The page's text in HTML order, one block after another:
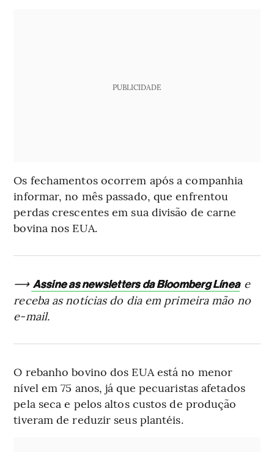
PUBLICIDADE
Os fechamentos ocorrem após a companhia
informar, no mês passado, que enfrentou
perdas crescentes em sua divisão de carne
bovina nos EUA.
⟶ Assine as newsletters da Bloomberg Línea e
receba as notícias do dia em primeira mão no
e-mail.
O rebanho bovino dos EUA está no menor
nível em 75 anos, já que pecuaristas afetados
pela seca e pelos altos custos de produção
tiveram de reduzir seus plantéis.